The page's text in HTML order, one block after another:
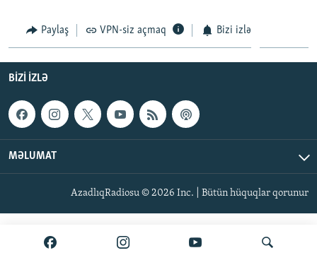
AZADLIQRADIOSU MOBIL TELEFONUNUZDA
XƏBƏR BÜLLETENLƏRIMIZ
RFE/RL-in bütün saytları
Paylaş VPN-siz açmaq Bizi izlə
BIZI IZLƏ
MƏLUMAT
AzadlıqRadiosu © 2026 Inc. | Bütün hüquqlar qorunur